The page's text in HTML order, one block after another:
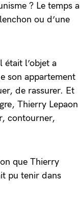
? Le temps a
ou d’une
était l’objet a
son appartement
de rassurer. Et
Thierry Lepaon
contourner,
que Thierry
pu tenir dans